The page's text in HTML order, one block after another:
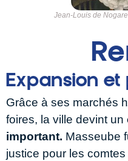
Expansion
Grâce à ses marchés
foires, la ville devint un
important. Masseube
justice pour les
Jean-Louis de